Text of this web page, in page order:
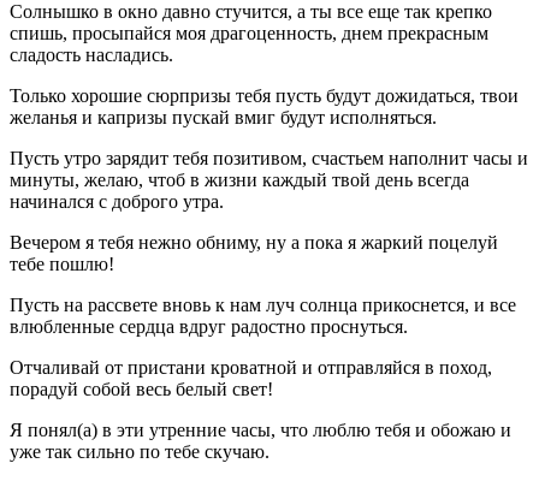
Солнышко в окно давно стучится, а ты все еще так крепко
спишь, просыпайся моя драгоценность, днем прекрасным
сладость насладись.
Только хорошие сюрпризы тебя пусть будут дожидаться, твои
желанья и капризы пускай вмиг будут исполняться.
Пусть утро зарядит тебя позитивом, счастьем наполнит часы и
минуты, желаю, чтоб в жизни каждый твой день всегда
начинался с доброго утра.
Вечером я тебя нежно обниму, ну а пока я жаркий поцелуй
тебе пошлю!
Пусть на рассвете вновь к нам луч солнца прикоснется, и все
влюбленные сердца вдруг радостно проснуться.
Отчаливай от пристани кроватной и отправляйся в поход,
порадуй собой весь белый свет!
Я понял(а) в эти утренние часы, что люблю тебя и обожаю и
уже так сильно по тебе скучаю.